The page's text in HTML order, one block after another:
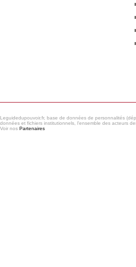
Leguidedupouvoir.fr, base de données de personnalités
données et fichiers institutionnels, l'ensemble des acteurs
Voir nos Partenaires